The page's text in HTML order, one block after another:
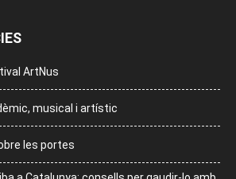
ArtNus
musical i artístic
les portes